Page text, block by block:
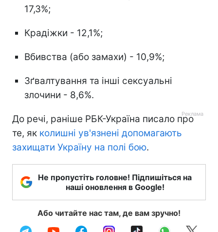
17,3%;
Крадіжки - 12,1%;
Вбивства (або замахи) - 10,9%;
Зґвалтування та інші сексуальні
злочини - 8,6%.
До речі, раніше РБК-Україна писало про
те, як колишні ув'язнені допомагають
захищати Україну на полі бою.
Не пропустіть головне! Підпишіться на
наші оновлення в Google!
Або читайте нас там, де вам зручно!